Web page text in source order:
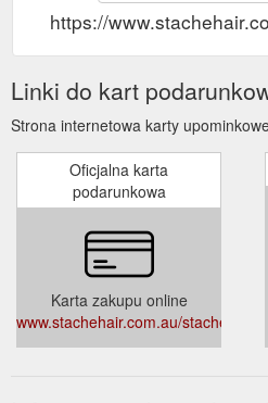
https://
Linki do kart
Strona internetowa karty
Oficjalna karta
podarunkowa
Karta zakupu online
www.stachehair.com.au/